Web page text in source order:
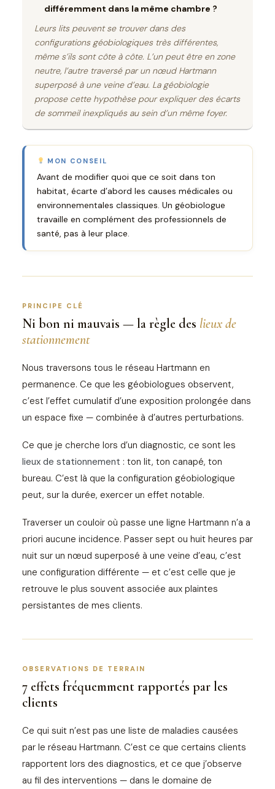
différemment dans la même chambre ?
Leurs lits peuvent se trouver dans des
configurations géobiologiques très différentes,
même s’ils sont côte à côte. L’un peut être en zone
neutre, l’autre traversé par un nœud Hartmann
superposé à une veine d’eau. La géobiologie
propose cette hypothèse pour expliquer des écarts
de sommeil inexpliqués au sein d’un même foyer.
MON CONSEIL
Avant de modifier quoi que ce soit dans ton
habitat, écarte d’abord les causes médicales ou
environnementales classiques. Un géobiologue
travaille en complément des professionnels de
santé, pas à leur place.
PRINCIPE CLÉ
Ni bon ni mauvais — la règle des lieux de
stationnement
Nous traversons tous le réseau Hartmann en
permanence. Ce que les géobiologues observent,
c’est l’effet cumulatif d’une exposition prolongée dans
un espace fixe — combinée à d’autres perturbations.
Ce que je cherche lors d’un diagnostic, ce sont les
lieux de stationnement : ton lit, ton canapé, ton
bureau. C’est là que la configuration géobiologique
peut, sur la durée, exercer un effet notable.
Traverser un couloir où passe une ligne Hartmann n’a a
priori aucune incidence. Passer sept ou huit heures par
nuit sur un nœud superposé à une veine d’eau, c’est
une configuration différente — et c’est celle que je
retrouve le plus souvent associée aux plaintes
persistantes de mes clients.
OBSERVATIONS DE TERRAIN
7 effets fréquemment rapportés par les
clients
Ce qui suit n’est pas une liste de maladies causées
par le réseau Hartmann. C’est ce que certains clients
rapportent lors des diagnostics, et ce que j’observe
au fil des interventions — dans le domaine de